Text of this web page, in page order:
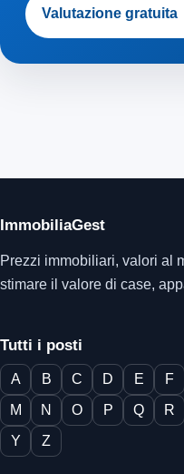
Valutazione gratuita
ImmobiliaGest
Prezzi immobiliari, valori al
stimare il valore di case,
Tutti i posti
A B C D E F
M
N O P Q R
Y
Z